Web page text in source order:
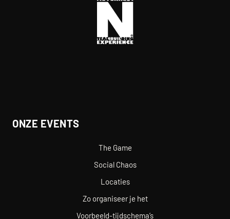
ONZE EVENTS
The Game
Social Chaos
Locaties
Zo organiseer je het
Voorbeeld-tijdschema’s